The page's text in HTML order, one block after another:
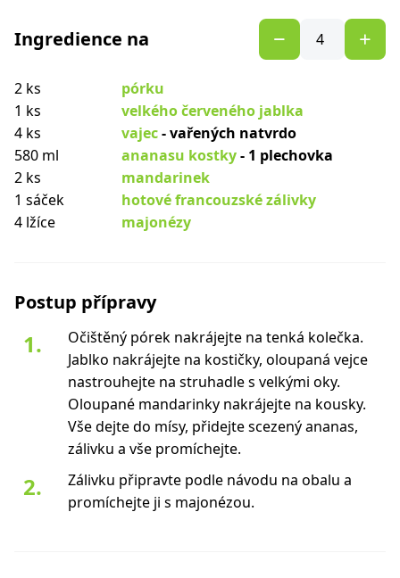
Ingredience na
2 ks
pórku
1 ks
velkého červeného jablka
4 ks
vajec- vařených natvrdo
580 ml
ananasu kostky- 1 plechovka
2 ks
mandarinek
1 sáček
hotové francouzské zálivky
4 lžíce
majonézy
Postup přípravy
Očištěný pórek nakrájejte na tenká kolečka.
Jablko nakrájejte na kostičky, oloupaná vejce
nastrouhejte na struhadle s velkými oky.
Oloupané mandarinky nakrájejte na kousky.
Vše dejte do mísy, přidejte scezený ananas,
zálivku a vše promíchejte.
Zálivku připravte podle návodu na obalu a
promíchejte ji s majonézou.